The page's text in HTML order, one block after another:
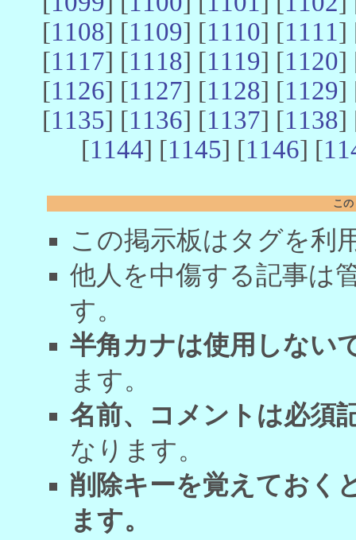
[1108] [1109] [1110] [1111]
[1117] [1118] [1119] [1120]
[1126] [1127] [1128] [1129]
[1135] [1136] [1137] [1138]
[1144] [1145] [1146] [
こ
この掲示板はタグを利
他人を中傷する記事は
す。
半角カナは使用しない
ます。
名前、コメントは必須
なります。
削除キーを覚えておく
ます。